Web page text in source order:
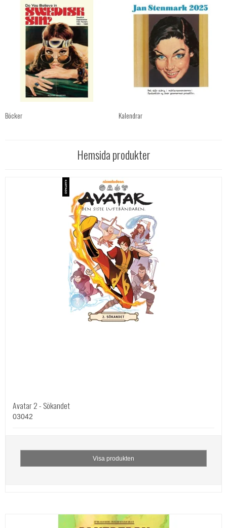
Böcker Kalendrar
Hemsida produkter
Avatar 2 - Sökandet
03042
Visa produkten